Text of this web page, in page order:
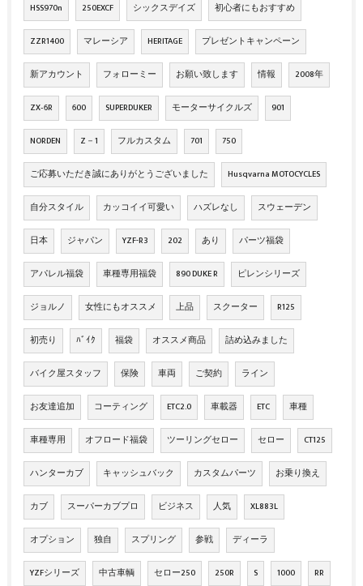
HSS970n 250EXCF シックスデイズ 初心者にもおすすめ
ZZR1400 マレーシア HERITAGE プレゼントキャンペーン
新アカウント フォローミー お願い致します 情報 2008年
ZX‐6R 600 SUPERDUKER モーターサイクルズ 901
NORDEN Z－1 フルカスタム 701 750
ご応募いただき誠にありがとうございました Husqvarna MOTOCYCLES
自分スタイル カッコイイ可愛い ハズレなし スウェーデン
日本 ジャパン YZF-R3 202 あり パーツ福袋
アパレル福袋 車種専用福袋 890 DUKE R ピレンシリーズ
ジョルノ 女性にもオススメ 上品 スクーター R125
初売り ﾊﾞｲｸ 福袋 オススメ商品 詰め込みました
バイク屋スタッフ 保険 車両 ご契約 ライン
お友達追加 コーティング ETC2.0 車載器 ETC 車種
車種専用 オフロード福袋 ツーリングセロー セロー CT125
ハンターカブ キャッシュバック カスタムパーツ お乗り換え
カブ スーパーカブプロ ビジネス 人気 XL883L
オプション 独自 スプリング 参戦 ディーラ
YZFシリーズ 中古車輌 セロー250 250R S 1000 RR